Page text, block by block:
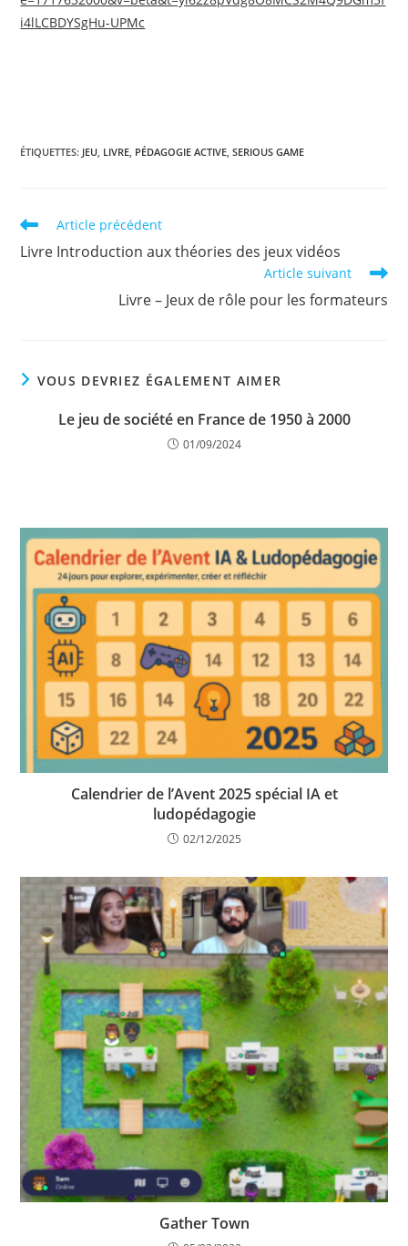
i4lLCBDYSgHu-UPMc
ÉTIQUETTES: JEU LIVRE PÉDAGOGIE ACTIVE SERIOUS GAME
Read
articles
Article précédent
Livre Introduction aux théories des jeux vidéos
Article suivant
Livre – Jeux de rôle pour les formateurs
VOUS DEVRIEZ ÉGALEMENT AIMER
Le jeu de société en France de 1950 à 2000
01/09/2024
Calendrier de l’Avent 2025 spécial IA et
ludopédagogie
02/12/2025
Gather Town